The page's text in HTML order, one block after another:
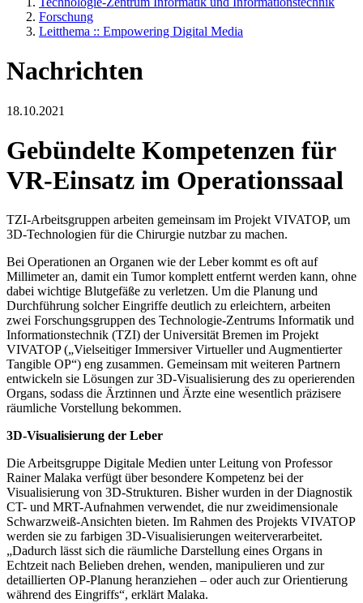
Forschung
Leitthema :: Empowering Digital Media
Nachrichten
18.10.2021
Gebündelte Kompetenzen für
VR-Einsatz im Operationssaal
TZI-Arbeitsgruppen arbeiten gemeinsam im Projekt VIVATOP, um
3D-Technologien für die Chirurgie nutzbar zu machen.
Bei Operationen an Organen wie der Leber kommt es oft auf
Millimeter an, damit ein Tumor komplett entfernt werden kann, ohne
dabei wichtige Blutgefäße zu verletzen. Um die Planung und
Durchführung solcher Eingriffe deutlich zu erleichtern, arbeiten
zwei Forschungsgruppen des Technologie-Zentrums Informatik und
Informationstechnik (TZI) der Universität Bremen im Projekt
VIVATOP („Vielseitiger Immersiver Virtueller und Augmentierter
Tangible OP“) eng zusammen. Gemeinsam mit weiteren Partnern
entwickeln sie Lösungen zur 3D-Visualisierung des zu operierenden
Organs, sodass die Ärztinnen und Ärzte eine wesentlich präzisere
räumliche Vorstellung bekommen.
3D-Visualisierung der Leber
Die Arbeitsgruppe Digitale Medien unter Leitung von Professor
Rainer Malaka verfügt über besondere Kompetenz bei der
Visualisierung von 3D-Strukturen. Bisher wurden in der Diagnostik
CT- und MRT-Aufnahmen verwendet, die nur zweidimensionale
Schwarzweiß-Ansichten bieten. Im Rahmen des Projekts VIVATOP
werden sie zu farbigen 3D-Visualisierungen weiterverarbeitet.
„Dadurch lässt sich die räumliche Darstellung eines Organs in
Echtzeit nach Belieben drehen, wenden, manipulieren und zur
detaillierten OP-Planung heranziehen – oder auch zur Orientierung
während des Eingriffs“, erklärt Malaka.